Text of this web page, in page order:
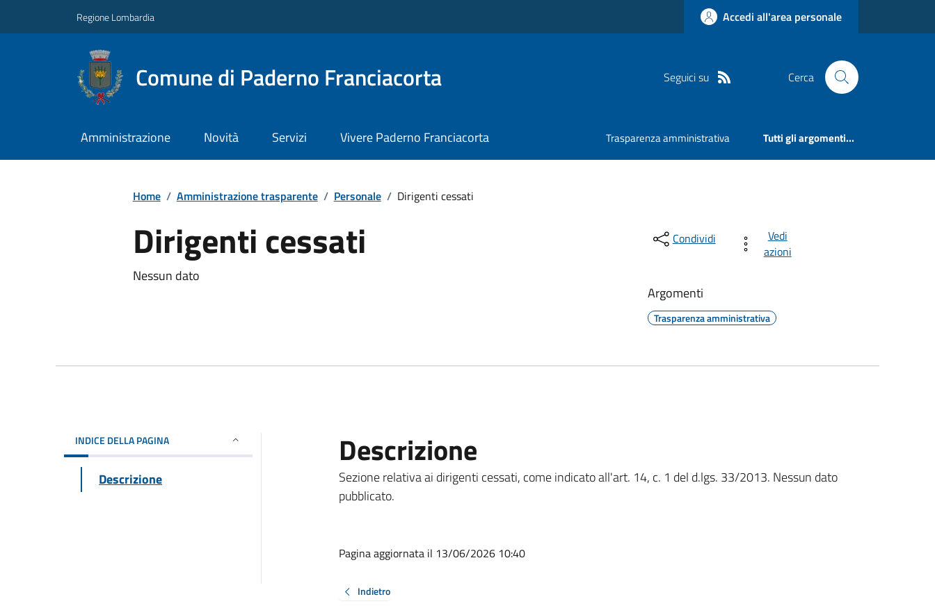
Regione Lombardia Accedi all'area personale
Comune di Paderno Franciacorta Seguici su Cerca
Amministrazione Novità Servizi Vivere Paderno Franciacorta Trasparenza amministrativa Tutti gli argomenti...
Home / Amministrazione trasparente / Personale / Dirigenti cessati
Dirigenti cessati
Nessun dato
Condividi
Vedi
azioni
Argomenti
Trasparenza amministrativa
INDICE DELLA PAGINA
Descrizione
Descrizione
Sezione relativa ai dirigenti cessati, come indicato all'art. 14, c. 1 del d.lgs. 33/2013. Nessun dato
pubblicato.
Pagina aggiornata il 13/06/2026 10:40
Indietro